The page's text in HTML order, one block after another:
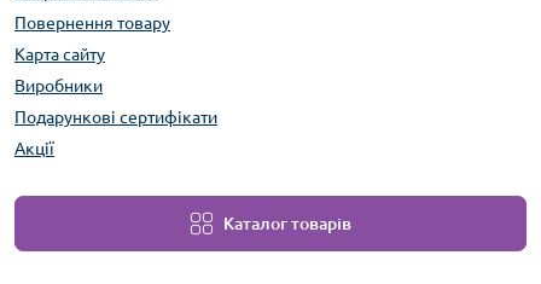
Повернення товару
Карта сайту
Виробники
Подарункові сертифікати
Акції
Каталог товарів